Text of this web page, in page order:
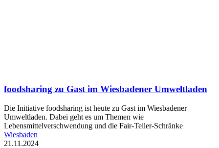
foodsharing zu Gast im Wiesbadener Umweltladen
Die Initiative foodsharing ist heute zu Gast im Wiesbadener
Umweltladen. Dabei geht es um Themen wie
Lebensmittelverschwendung und die Fair-Teiler-Schränke
Wiesbaden
21.11.2024